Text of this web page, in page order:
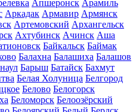
Апшеронск Арамиль
Аркадак Армавир Армянск
Артемовский Архангельск
Ахтубинск Ачинск Аша
Байкальск Баймак
Балахна Балашиха Балашов
Барыш Батайск Бахмут
Белая Холуница Белгород
Белово Белогорск
Беломорск Белоозёрский